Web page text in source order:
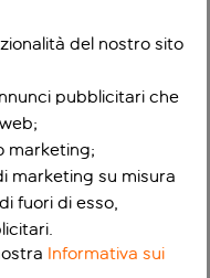
del nostro sito
pubblicitari che
marketing;
marketing su misura
fuori di esso,
Informativa sui